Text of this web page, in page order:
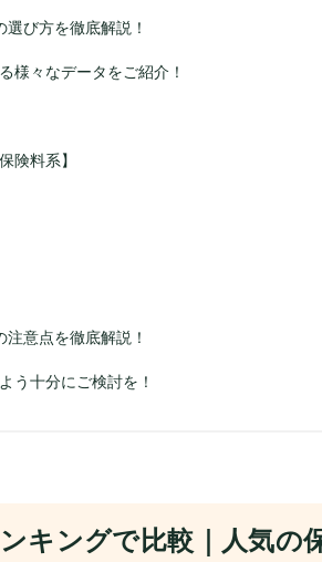
び方を徹底解説！
様々なデータをご紹介！
険料系】
意点を徹底解説！
う十分にご検討を！
キングで比較｜人気の